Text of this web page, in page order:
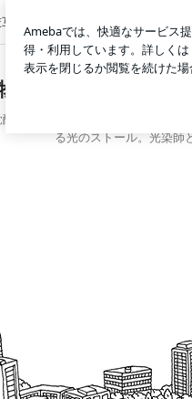
オフィシャルブログ
にくる元夫からの優しさと怒り
の光を転写する光
し光染®︎という染法で唯一無二
る光のストール。光染師